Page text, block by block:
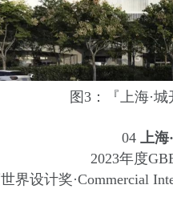
图3：『上海·
04 上海
2023年度
界设计奖·Commercial